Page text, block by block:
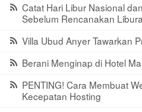
Catat Hari Libur Nasional
Sebelum Rencanakan
Villa Ubud Anyer Tawarkan
Berani Menginap di Hotel
PENTING! Cara Membuat
Kecepatan Hosting